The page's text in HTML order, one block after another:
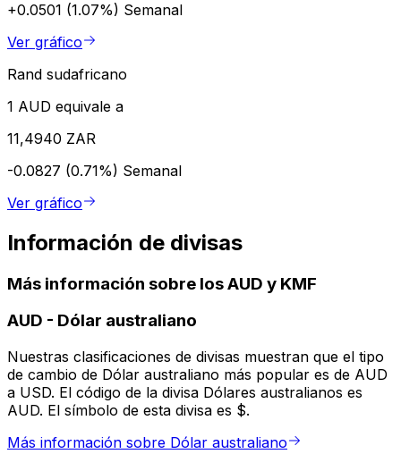
+0.0501 (1.07%) Semanal
Ver gráfico
Rand sudafricano
1 AUD equivale a
11,4940 ZAR
-0.0827 (0.71%) Semanal
Ver gráfico
Información de divisas
Más información sobre los AUD y KMF
AUD - Dólar australiano
Nuestras clasificaciones de divisas muestran que el tipo
de cambio de Dólar australiano más popular es de AUD
a USD. El código de la divisa Dólares australianos es
AUD. El símbolo de esta divisa es $.
Más información sobre Dólar australiano